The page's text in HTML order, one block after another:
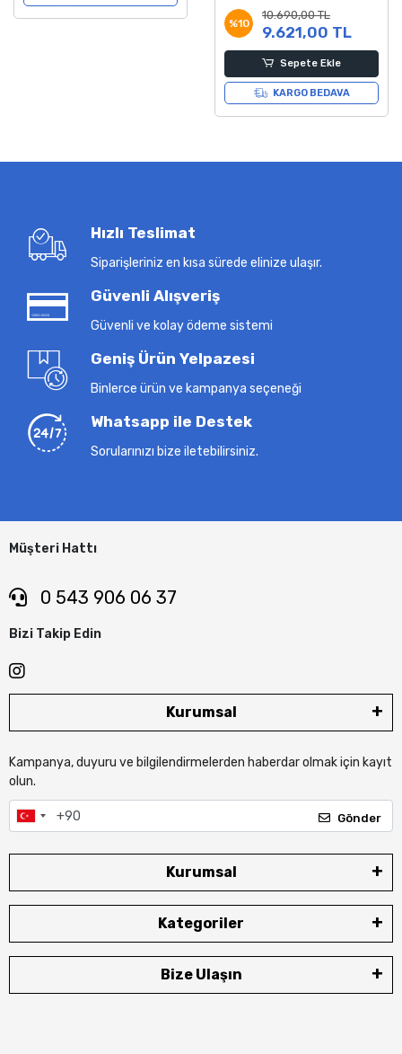
%10
10.690,00 TL
9.621,00 TL
Sepete Ekle
KARGO BEDAVA
Hızlı Teslimat
Siparişleriniz en kısa sürede elinize ulaşır.
Güvenli Alışveriş
Güvenli ve kolay ödeme sistemi
Geniş Ürün Yelpazesi
Binlerce ürün ve kampanya seçeneği
Whatsapp ile Destek
Sorularınızı bize iletebilirsiniz.
Müşteri Hattı
0 543 906 06 37
Bizi Takip Edin
Kurumsal
Kampanya, duyuru ve bilgilendirmelerden haberdar olmak için kayıt
olun.
Gönder
Kurumsal
Kategoriler
Bize Ulaşın